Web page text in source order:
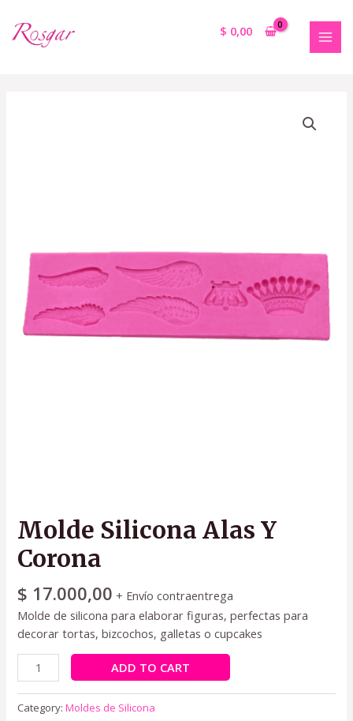
$ 0,00
Molde Silicona Alas Y
Corona
$ 17.000,00 + Envío contraentrega
Molde de silicona para elaborar figuras, perfectas para
decorar tortas, bizcochos, galletas o cupcakes
ADD TO CART
Category:Moldes de Silicona